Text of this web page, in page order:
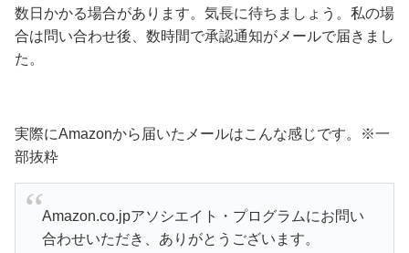
数日かかる場合があります。気長に待ちましょう。私の場
合は問い合わせ後、数時間で承認通知がメールで届きまし
た。
実際にAmazonから届いたメールはこんな感じです。※一
部抜粋
Amazon.co.jpアソシエイト・プログラムにお問い
合わせいただき、ありがとうございます。